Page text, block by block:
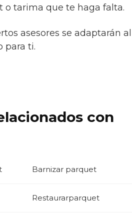
o tarima que te haga falta.
asesores se adaptarán al
para ti.
con
Barnizar parquet
Restaurarparquet